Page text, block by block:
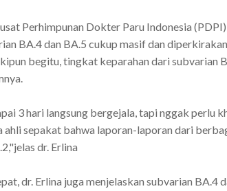
Perhimpunan Dokter Paru Indonesia
BA.4 dan BA.5 cukup masif dan
begitu, tingkat keparahan dari subvarian
3 hari langsung bergejala, tapi nggak perlu
ahli sepakat bahwa laporan-laporan dari
dr. Erlina
dr. Erlina juga menjelaskan subvarian